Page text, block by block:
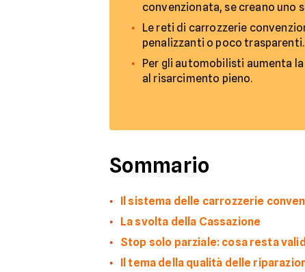
convenzionata, se creano uno
Le reti di carrozzerie
penalizzanti o poco trasparenti.
Per gli automobilisti aumenta la
al risarcimento pieno.
Sommario
Il sistema delle carrozzerie
La svolta della Cassazione
Stop solo parziale: cosa resta
Il tema della qualità delle